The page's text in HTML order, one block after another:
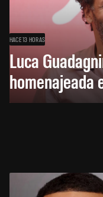
HACE 13 HORAS
Luca
homenajeada